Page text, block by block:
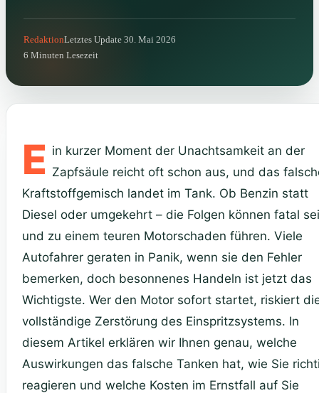
RedaktionLetztes Update 30. Mai 2026
6 Minuten Lesezeit
E in kurzer Moment der Unachtsamkeit an der
Zapfsäule reicht oft schon aus, und das
Kraftstoffgemisch landet im Tank. Ob Benzin statt
Diesel oder umgekehrt – die Folgen können fatal
und zu einem teuren Motorschaden führen. Viele
Autofahrer geraten in Panik, wenn sie den Fehler
bemerken, doch besonnenes Handeln ist jetzt das
Wichtigste. Wer den Motor sofort startet, riskiert
vollständige Zerstörung des Einspritzsystems. In
diesem Artikel erklären wir Ihnen genau, welche
Auswirkungen das falsche Tanken hat, wie Sie
reagieren und welche Kosten im Ernstfall auf Sie